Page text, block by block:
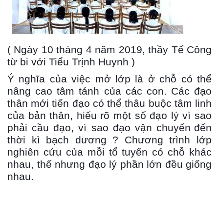
( Ngày 10 tháng 4 năm 2019, thầy Tế Công
từ bi với Tiểu Trịnh Huynh )
Ý nghĩa của việc mở lớp là ở chỗ có thể
nâng cao tâm tánh của các con. Các đạo
thân mới tiến đạo có thể thâu buộc tâm linh
của bản thân, hiểu rõ một số đạo lý vì sao
phải cầu đạo, vì sao đạo vận chuyển đến
thời kì bạch dương ? Chương trình lớp
nghiên cứu của mỗi tổ tuyến có chỗ khác
nhau, thế nhưng đạo lý phần lớn đều giống
nhau.